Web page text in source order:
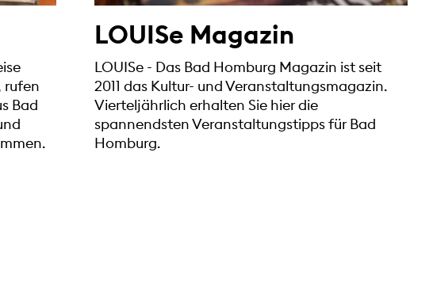
rufen
Bad
LOUISe Magazin
LOUISe - Das Bad Homburg Magazin ist seit
2011 das Kultur- und Veranstaltungsmagazin.
Vierteljährlich erhalten Sie hier die
spannendsten Veranstaltungstipps für Bad
Homburg.